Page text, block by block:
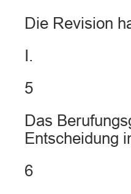
Die Revision
I.
5
Das
Entscheidung
6